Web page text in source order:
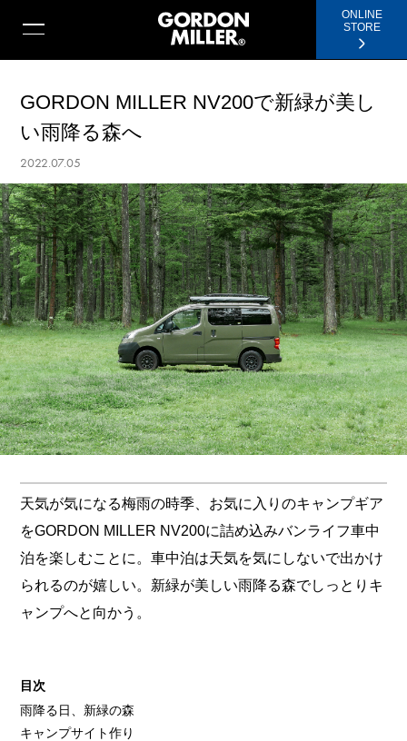
ONLINE
STORE
GORDON MILLER NV200で新緑が美し
い雨降る森へ
2022.07.05
天気が気になる梅雨の時季、お気に入りのキャンプギア
をGORDON MILLER NV200に詰め込みバンライフ車中
泊を楽しむことに。車中泊は天気を気にしないで出かけ
られるのが嬉しい。新緑が美しい雨降る森でしっとりキ
ャンプへと向かう。
目次
雨降る日、新緑の森
キャンプサイト作り